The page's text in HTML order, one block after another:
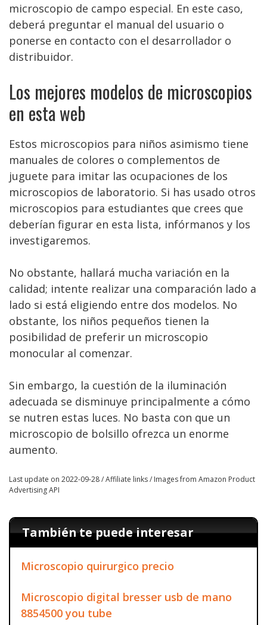
microscopio de campo especial. En este caso,
deberá preguntar el manual del usuario o
ponerse en contacto con el desarrollador o
distribuidor.
Los mejores modelos de microscopios
en esta web
Estos microscopios para niños asimismo tiene
manuales de colores o complementos de
juguete para imitar las ocupaciones de los
microscopios de laboratorio. Si has usado otros
microscopios para estudiantes que crees que
deberían figurar en esta lista, infórmanos y los
investigaremos.
No obstante, hallará mucha variación en la
calidad; intente realizar una comparación lado a
lado si está eligiendo entre dos modelos. No
obstante, los niños pequeños tienen la
posibilidad de preferir un microscopio
monocular al comenzar.
Sin embargo, la cuestión de la iluminación
adecuada se disminuye principalmente a cómo
se nutren estas luces. No basta con que un
microscopio de bolsillo ofrezca un enorme
aumento.
Last update on 2022-09-28 / Affiliate links / Images from Amazon Product
Advertising API
También te puede interesar
Microscopio quirurgico precio
Microscopio digital bresser usb de mano
8854500 you tube